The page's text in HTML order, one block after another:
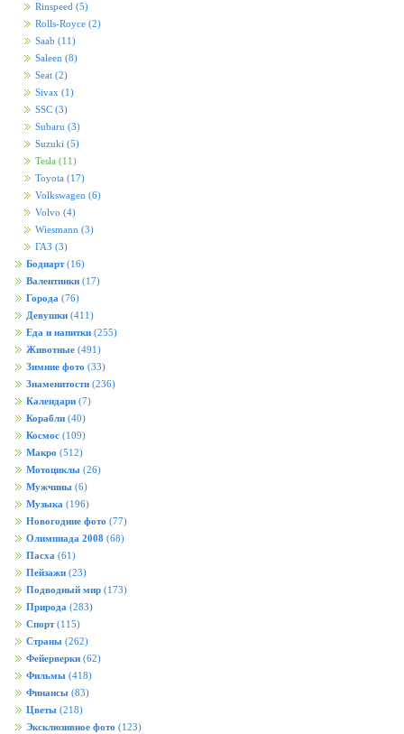
Rinspeed (5)
Rolls-Royce (2)
Saab (11)
Saleen (8)
Seat (2)
Sivax (1)
SSC (3)
Subaru (3)
Suzuki (5)
Tesla (11)
Toyota (17)
Volkswagen (6)
Volvo (4)
Wiesmann (3)
ГАЗ (3)
Бодиарт (16)
Валентинки (17)
Города (76)
Девушки (411)
Еда и напитки (255)
Животные (491)
Зимние фото (33)
Знаменитости (236)
Календари (7)
Корабли (40)
Космос (109)
Макро (512)
Мотоциклы (26)
Мужчины (6)
Музыка (196)
Новогодние фото (77)
Олимпиада 2008 (68)
Пасха (61)
Пейзажи (23)
Подводный мир (173)
Природа (283)
Спорт (115)
Страны (262)
Фейерверки (62)
Фильмы (418)
Финансы (83)
Цветы (218)
Эксклюзивное фото (123)